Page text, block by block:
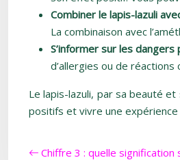
Combiner le lapis-lazuli
La combinaison avec
S’informer sur les
d’allergies ou de
Le lapis-lazuli, par sa beauté
positifs et vivre une
Chiffre 3 : quelle